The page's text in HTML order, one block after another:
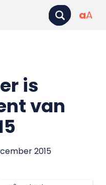
aA
is
van
2015